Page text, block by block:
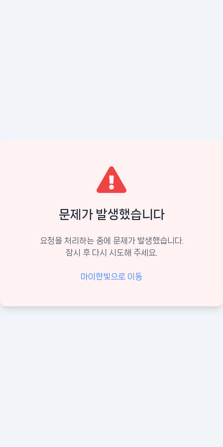
문제가 발생했습니다
요청을 처리하는 중에 문제가 발생했습니다.
잠시 후 다시 시도해 주세요.
마이한빛으로 이동